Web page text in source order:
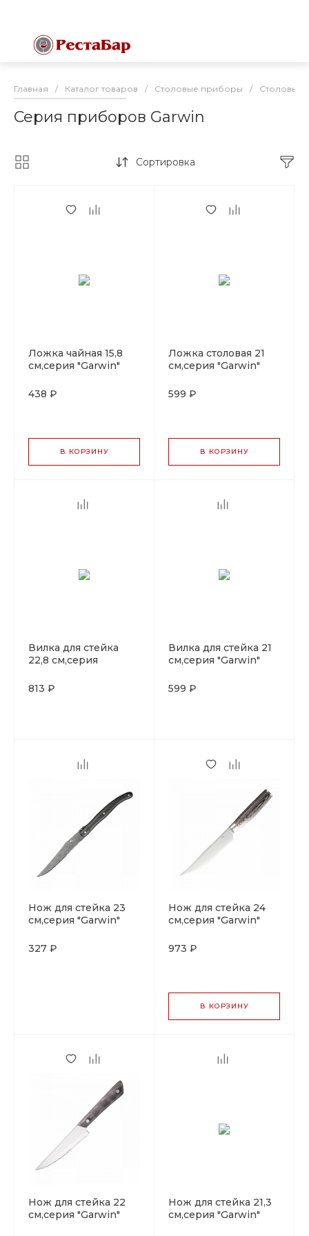
Главная / Каталог товаров / Столовые приборы / Столовые
Серия приборов Garwin
Сортировка
Ложка чайная 15,8
см,серия "Garwin"
438 ₽
В КОРЗИНУ
Ложка столовая 21
см,серия "Garwin"
599 ₽
В КОРЗИНУ
Вилка для стейка
22,8 см,серия
ProffCuisine
813 ₽
Вилка для стейка 21
см,серия "Garwin"
599 ₽
Нож для стейка 23
см,серия "Garwin"
327 ₽
Нож для стейка 24
см,серия "Garwin"
973 ₽
В КОРЗИНУ
Нож для стейка 22
см,серия "Garwin"
Нож для стейка 21,3
см,серия "Garwin"